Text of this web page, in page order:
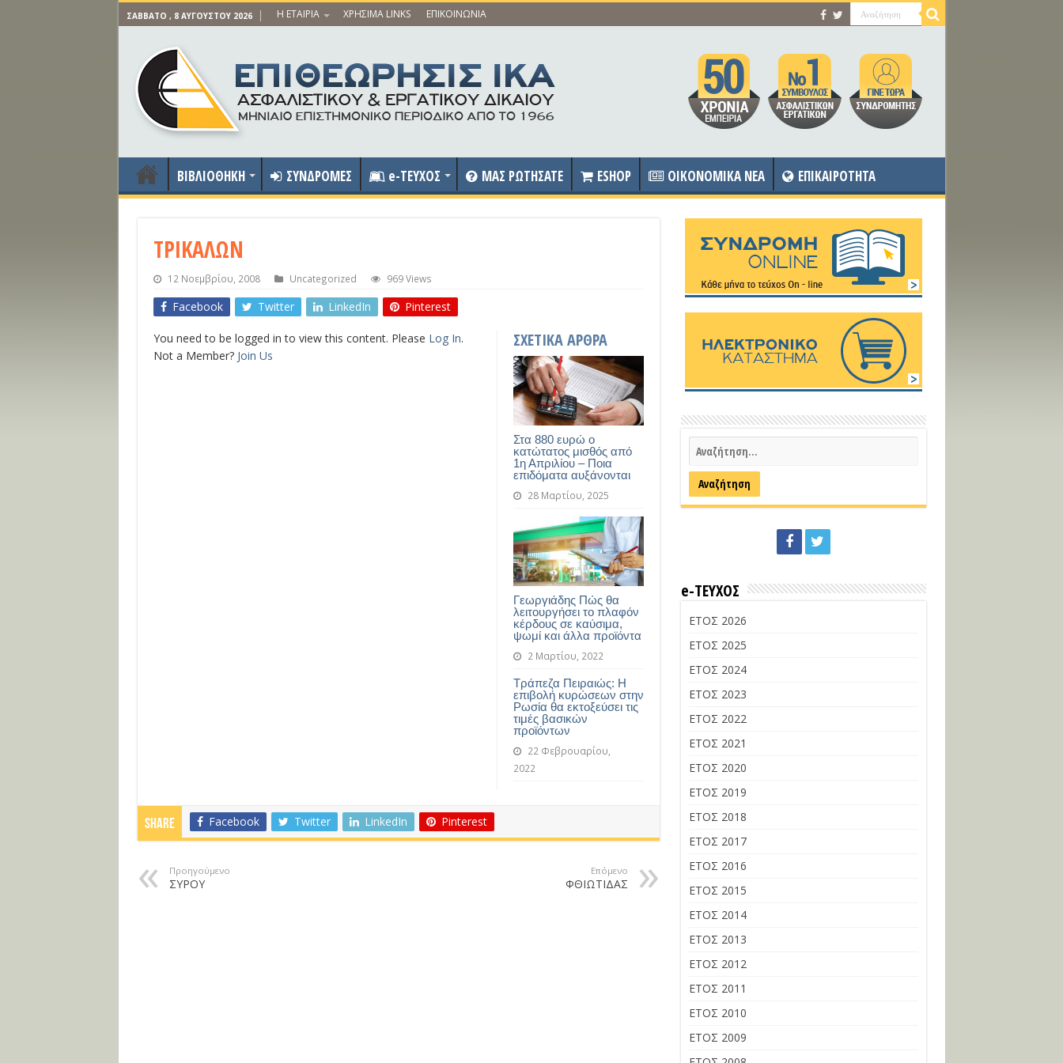
ΣΆΒΒΑΤΟ , 8 ΑΥΓΟΎΣΤΟΥ 2026 Η ΕΤΑΙΡΙΑ ΧΡΗΣΙΜΑ LINKS ΕΠΙΚΟΙΝΩΝΙΑ
ΒΙΒΛΙΟΘΗΚΗ ΣΥΝΔΡΟΜΕΣ e-ΤΕΥΧΟΣ ΜΑΣ ΡΩΤΗΣΑΤΕ ESHOP OIKONOMIKA NEA ΕΠΙΚΑΙΡΟΤΗΤΑ
ΤΡΙΚΑΛΩΝ
12 Νοεμβρίου, 2008 Uncategorized 969 Views
Facebook Twitter LinkedIn Pinterest
ΣΧΕΤΙΚΑ ΑΡΘΡΑ
Στα 880 ευρώ ο
κατώτατος μισθός από
1η Απριλίου – Ποια
επιδόματα αυξάνονται
28 Μαρτίου, 2025
Γεωργιάδης Πώς θα
λειτουργήσει το πλαφόν
κέρδους σε καύσιμα,
ψωμί και άλλα προϊόντα
2 Μαρτίου, 2022
Τράπεζα Πειραιώς: Η
επιβολή κυρώσεων στην
Ρωσία θα εκτοξεύσει τις
τιμές βασικών
προϊόντων
22 Φεβρουαρίου,
2022
You need to be logged in to view this content. Please Log In.
Not a Member? Join Us
Share Facebook Twitter LinkedIn Pinterest
Προηγούμενο
ΣΥΡΟΥ
Επόμενο
ΦΘΙΩΤΙΔΑΣ
e-ΤΕΥΧΟΣ
ΕΤΟΣ 2026
ΕΤΟΣ 2025
ΕΤΟΣ 2024
ΕΤΟΣ 2023
ΕΤΟΣ 2022
ΕΤΟΣ 2021
ΕΤΟΣ 2020
ΕΤΟΣ 2019
ΕΤΟΣ 2018
ΕΤΟΣ 2017
ΕΤΟΣ 2016
ΕΤΟΣ 2015
ΕΤΟΣ 2014
ΕΤΟΣ 2013
ΕΤΟΣ 2012
ΕΤΟΣ 2011
ΕΤΟΣ 2010
ΕΤΟΣ 2009